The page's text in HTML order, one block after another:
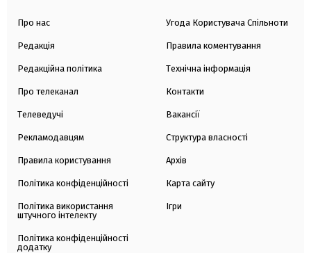
Про нас
Редакція
Редакційна політика
Про телеканал
Телеведучі
Рекламодавцям
Правила користування
Політика конфіденційності
Політика використання
штучного інтелекту
Політика конфіденційності
додатку
Угода Користувача Спільноти
Правила коментування
Технічна інформація
Контакти
Вакансії
Структура власності
Архів
Карта сайту
Ігри